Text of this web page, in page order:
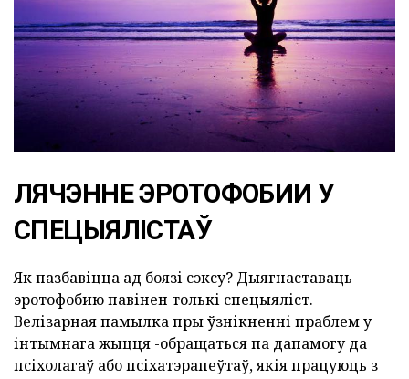
ЛЯЧЭННЕ ЭРОТОФОБИИ У
СПЕЦЫЯЛІСТАЎ
Як пазбавіцца ад боязі сэксу? Дыягнаставаць
эротофобию павінен толькі спецыяліст.
Велізарная памылка пры ўзнікненні праблем у
інтымнага жыцця -обращаться па дапамогу да
псіхолагаў або псіхатэрапеўтаў, якія працуюць з